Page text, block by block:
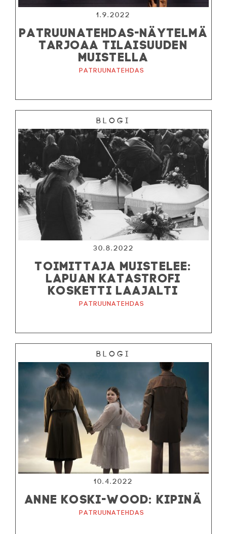
1.9.2022
PATRUUNATEHDAS-NÄYTELMÄ
TARJOAA TILAISUUDEN
MUISTELLA
Patruunatehdas
Blogi
30.8.2022
TOIMITTAJA MUISTELEE:
LAPUAN KATASTROFI
KOSKETTI LAAJALTI
Patruunatehdas
Blogi
10.4.2022
ANNE KOSKI-WOOD: KIPINÄ
Patruunatehdas